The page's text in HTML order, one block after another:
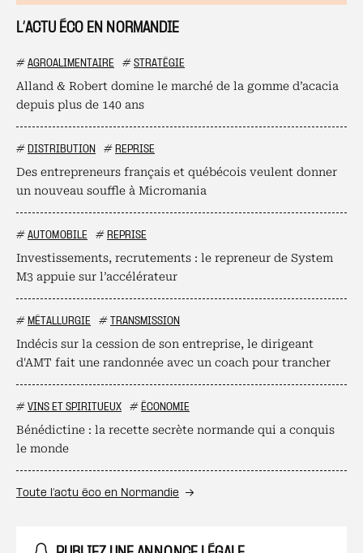
L’ACTU ÉCO EN NORMANDIE
# AGROALIMENTAIRE # STRATÉGIE
Alland & Robert domine le marché de la gomme d’acacia
depuis plus de 140 ans
# DISTRIBUTION # REPRISE
Des entrepreneurs français et québécois veulent donner
un nouveau souffle à Micromania
# AUTOMOBILE # REPRISE
Investissements, recrutements : le repreneur de System
M3 appuie sur l’accélérateur
# MÉTALLURGIE # TRANSMISSION
Indécis sur la cession de son entreprise, le dirigeant
d'AMT fait une randonnée avec un coach pour trancher
# VINS ET SPIRITUEUX # ÉCONOMIE
Bénédictine : la recette secrète normande qui a conquis
le monde
Toute l’actu éco en Normandie